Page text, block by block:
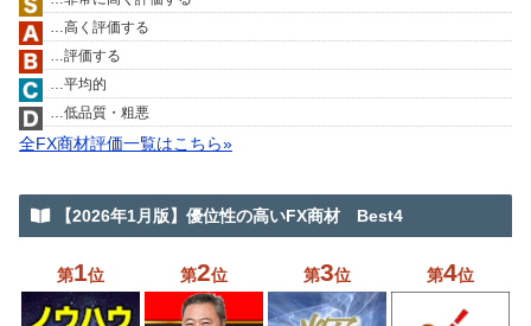
…高く評価する
…評価する
…平均的
…低品質・粗悪
全FX商材評価一覧はこちら»
【2026年1月版】優位性の高いFX商材 Best4
第1位 第2位 第3位 第4位